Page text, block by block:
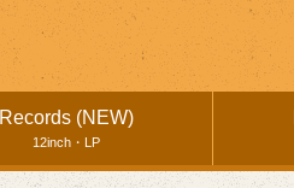
Records (NEW)
12inch・LP